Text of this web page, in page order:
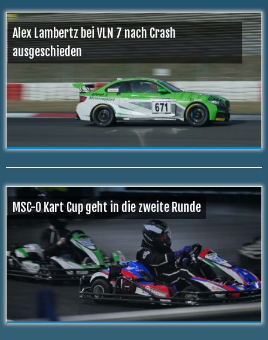
Alex Lambertz bei VLN 7 nach Crash
ausgeschieden
MSC-O Kart Cup geht in die zweite Runde